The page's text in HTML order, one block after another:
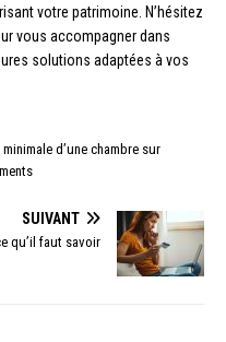
votre patrimoine. N’hésitez
vous accompagner dans
solutions adaptées à vos
d’une chambre sur
SUIVANT
qu’il faut savoir